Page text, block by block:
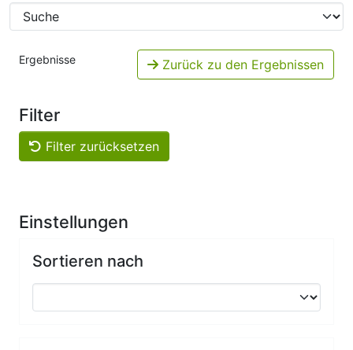
Ergebnisse Zurück zu den Ergebnissen
Filter
Filter zurücksetzen
Einstellungen
Sortieren nach